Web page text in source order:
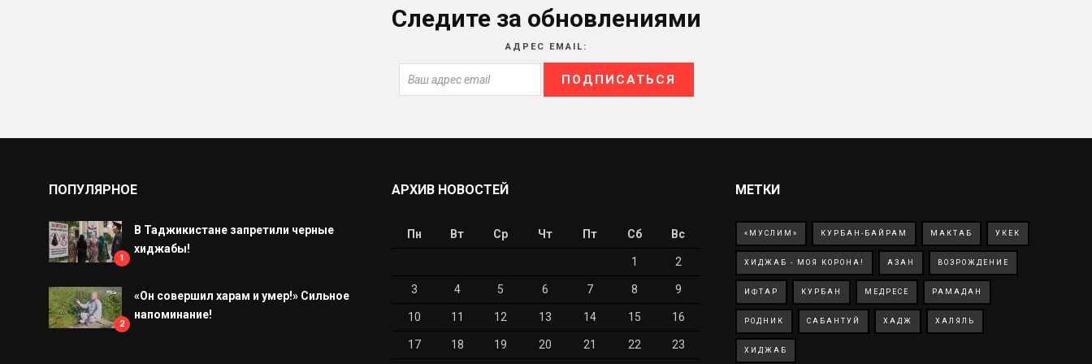
Следите за обновлениями
АДРЕС EMAIL:
ПОПУЛЯРНОЕ
1
В Таджикистане запретили черные
хиджабы!
2
«Он совершил харам и умер!» Сильное
напоминание!
АРХИВ НОВОСТЕЙ
Пн Вт Ср Чт Пт Сб Вс
1 2
3 4 5 6 7 8 9
10 11 12 13 14 15 16
17 18 19 20 21 22 23
МЕТКИ
«МУСЛИМ» КУРБАН-БАЙРАМ МАКТАБ УКЕК
ХИДЖАБ - МОЯ КОРОНА! АЗАН ВОЗРОЖДЕНИЕ
ИФТАР КУРБАН МЕДРЕСЕ РАМАДАН
РОДНИК САБАНТУЙ ХАДЖ ХАЛЯЛЬ
ХИДЖАБ